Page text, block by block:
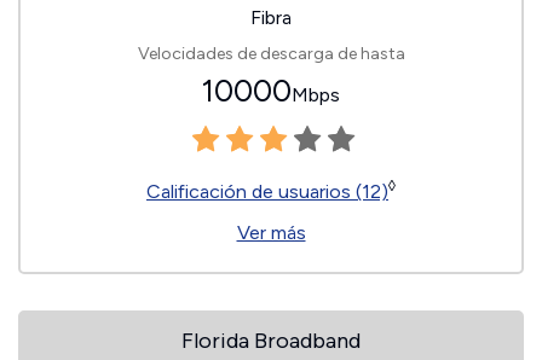
Fibra
Velocidades de descarga de hasta
10000Mbps
Calificación de usuarios (12)◊
Ver más
Florida Broadband